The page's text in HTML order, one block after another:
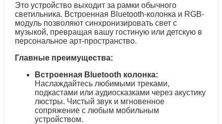
Это устройство выходит за рамки обычного
светильника. Встроенная Bluetooth-колонка и RGB-
модуль позволяют синхронизировать свет с
музыкой, превращая вашу гостиную или детскую в
персональное арт-пространство.
Главные преимущества:
Встроенная Bluetooth колонка:
Наслаждайтесь любимыми треками,
подкастами или аудиосказками через акустику
люстры. Чистый звук и мгновенное
сопряжение с любым мобильным
устройством.